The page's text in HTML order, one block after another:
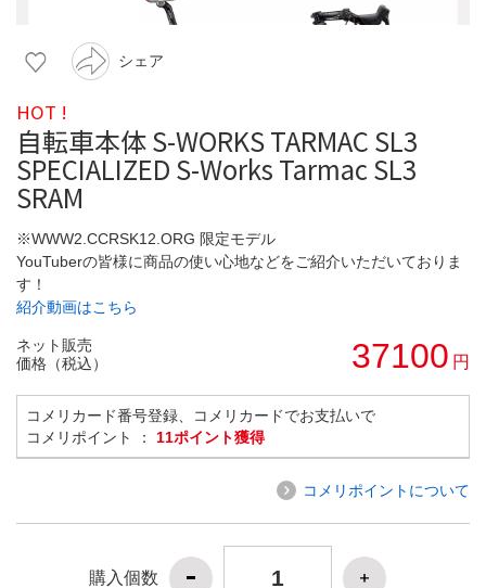
シェア
HOT !
自転車本体 S-WORKS TARMAC SL3
SPECIALIZED S-Works Tarmac SL3
SRAM
※WWW2.CCRSK12.ORG 限定モデル
YouTuberの皆様に商品の使い心地などをご紹介いただいておりま
す！
紹介動画はこちら
ネット販売
価格（税込）
37100 円
コメリカード番号登録、コメリカードでお支払いで
コメリポイント ： 11ポイント獲得
コメリポイントについて
購入個数